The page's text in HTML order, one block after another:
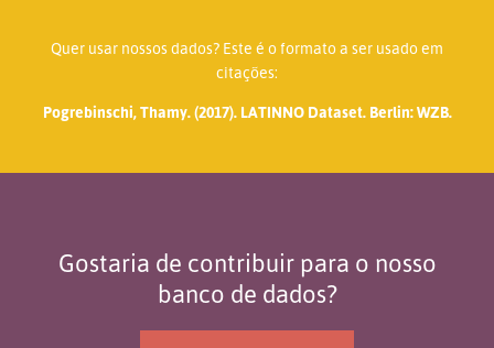
Quer usar nossos dados? Este é o formato a ser usado em
citações:
Pogrebinschi, Thamy. (2017). LATINNO Dataset. Berlin: WZB.
Gostaria de contribuir para o nosso
banco de dados?